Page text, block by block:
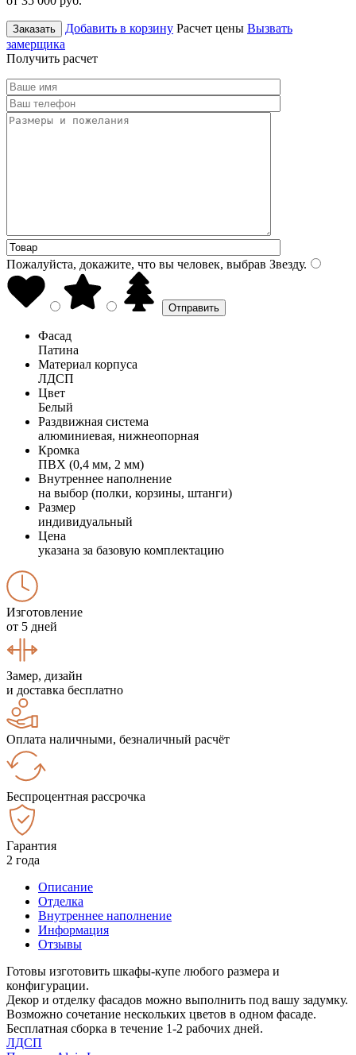
Заказать Добавить в корзину Расчет цены Вызвать
замерщика
Получить расчет
Пожалуйста, докажите, что вы человек, выбрав Звезду.
Фасад
Патина
Материал корпуса
ЛДСП
Цвет
Белый
Раздвижная система
алюминиевая, нижнеопорная
Кромка
ПВХ (0,4 мм, 2 мм)
Внутреннее наполнение
на выбор (полки, корзины, штанги)
Размер
индивидуальный
Цена
указана за базовую комплектацию
Изготовление
от 5 дней
Замер, дизайн
и доставка бесплатно
Оплата наличными, безналичный расчёт
Беспроцентная рассрочка
Гарантия
2 года
Описание
Отделка
Внутреннее наполнение
Информация
Отзывы
Готовы изготовить шкафы-купе любого размера и
конфигурации.
Декор и отделку фасадов можно выполнить под вашу задумку.
Возможно сочетание нескольких цветов в одном фасаде.
Бесплатная сборка в течение 1-2 рабочих дней.
ЛДСП